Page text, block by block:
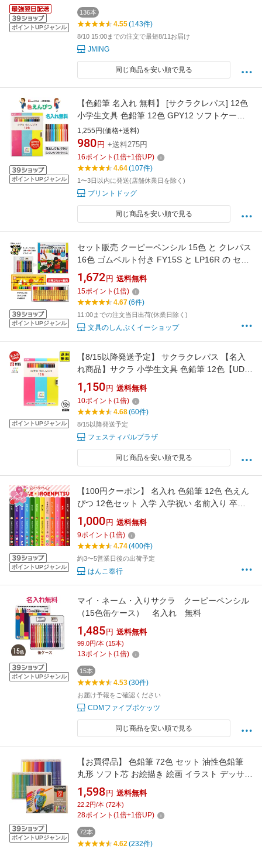
ポイントUPジャンル
136本
4.55(143件)
8/10 15:00までの注文で最短8/11お届け
JMING
同じ商品を安い順で見る
ポイントUPジャンル
【色鉛筆 名入れ 無料】 [サクラクレパス] 12色
小学生文具 色鉛筆 12色 GPY12 ソフトケース
お名前 入り 小学生 色鉛筆 名前 名前入り 鉛筆
名入れ ギフト プレゼント 卒業 卒園 入学 入園
男の子 女の子 祝い 記念品
1,255円(価格+送料)
980 円 +送料275円
16ポイント (1倍+1倍UP)
4.64(107件)
1〜3日以内に発送(店舗休業日を除く)
プリントドッグ
同じ商品を安い順で見る
ポイントUPジャンル
セット販売 クーピーペンシル 15色 と クレパス
16色 ゴムベルト付き FY15S と LP16R の セッ
ト サクラクレパス
1,672 円 送料無料
15ポイント (1倍)
4.67(6件)
11:00までの注文当日出荷(休業日除く)
文具のしんぷくイーショップ
ポイントUPジャンル
【8/15以降発送予定】 サクラクレパス 【名入
れ商品】サクラ 小学生文具 色鉛筆 12色【UD】
【送料無料 ポスト投函】{ 新入学文具 色えんぴ
つ いろえんぴつ 子供 }{ 名入れ 鉛筆 名入れ鉛筆
プレゼント }418[26F20]
1,150 円 送料無料
10ポイント (1倍)
4.68(60件)
8/15以降発送予定
フェスティバルプラザ
同じ商品を安い順で見る
ポイントUPジャンル
【100円クーポン】 名入れ 色鉛筆 12色 色えん
ぴつ 12色セット 入学 入学祝い 名前入り 卒園
記念品 卒園記念 入学準備 小学生 かわいい プレ
ゼント 新学期 小学一年生 入学 子供 イラスト
日本製 クリアプラケース 書き込み式おなまえ
1,000 円 送料無料
9ポイント (1倍)
4.74(400件)
約3〜5営業日後の出荷予定
はんこ奉行
ポイントUPジャンル
マイ・ネーム・入りサクラ クーピーペンシル
（15色缶ケース） 名入れ 無料
1,485 円 送料無料
99.0円/本 (15本)
13ポイント (1倍)
15本
4.53(30件)
お届け予報をご確認ください
CDMファイブポケッツ
同じ商品を安い順で見る
ポイントUPジャンル
【お買得品】 色鉛筆 72色 セット 油性色鉛筆
丸形 ソフト芯 お絵描き 絵画 イラスト デッサン
デザイン 設計 学習 図工 文房具 幼稚園 保育園
こども園 小学校 中学 高校 大学 学生 プロ アー
ティスト 送料無料
1,598 円 送料無料
22.2円/本 (72本)
28ポイント (1倍+1倍UP)
72本
4.62(232件)